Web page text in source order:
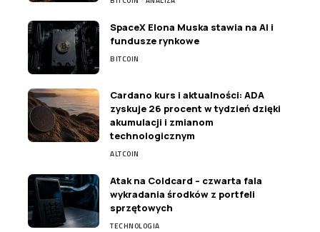
SpaceX Elona Muska stawia na AI i
fundusze rynkowe
BITCOIN
Cardano kurs i aktualności: ADA
zyskuje 26 procent w tydzień dzięki
akumulacji i zmianom
technologicznym
ALTCOIN
Atak na Coldcard – czwarta fala
wykradania środków z portfeli
sprzętowych
TECHNOLOGIA